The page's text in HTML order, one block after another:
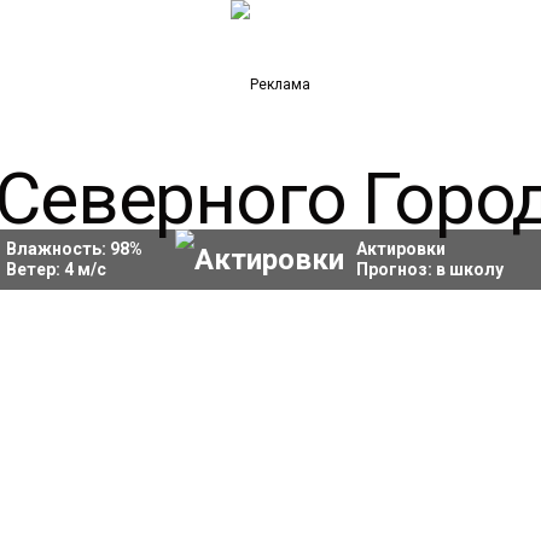
Влажность: 98%
Ветер: 4м/с
Актировки
Прогноз: в школу